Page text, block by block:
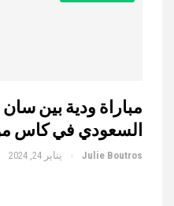
مباراة ودية بين
السعودي في كاس
Julie Boutros يناير 24, 2024